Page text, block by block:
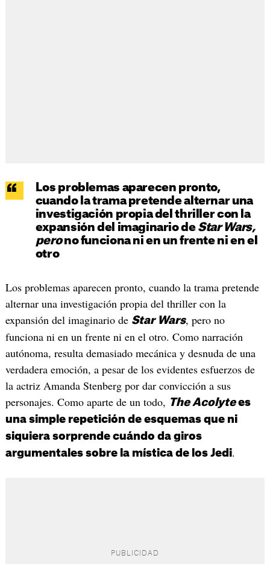
Los problemas aparecen pronto,
cuando la trama pretende alternar una
investigación propia del thriller con la
expansión del imaginario de Star Wars,
perono funciona ni en un frente ni en el
otro
Los problemas aparecen pronto, cuando la trama pretende
alternar una investigación propia del thriller con la
expansión del imaginario de Star Wars, pero no
funciona ni en un frente ni en el otro. Como narración
autónoma, resulta demasiado mecánica y desnuda de una
verdadera emoción, a pesar de los evidentes esfuerzos de
la actriz Amanda Stenberg por dar convicción a sus
personajes. Como aparte de un todo, The Acolytees
una simple repetición de esquemas que ni
siquiera sorprende cuándo da giros
argumentales sobre la mística de los Jedi.